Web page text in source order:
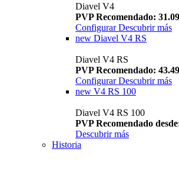
Diavel V4
PVP Recomendado:
Configurar Descubrir más
new Diavel V4 RS
Diavel V4 RS
PVP Recomendado:
Configurar Descubrir más
new V4 RS 100
Diavel V4 RS 100
PVP Recomendado
Descubrir más
Historia